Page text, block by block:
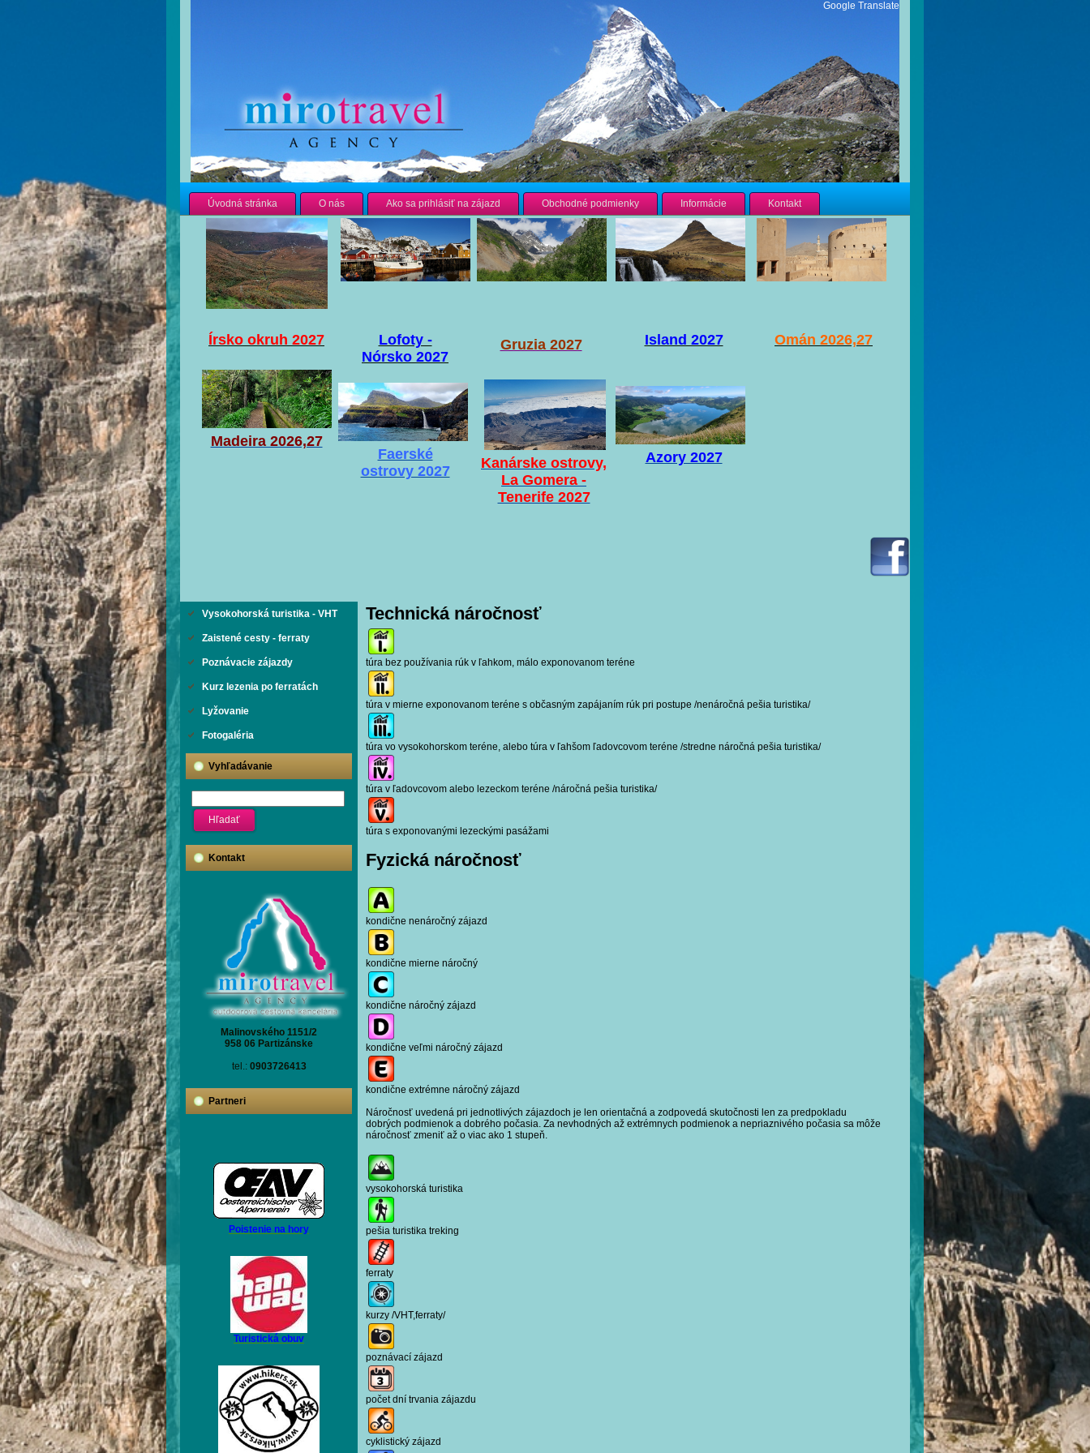
Google Translate
Úvodná stránka O nás Ako sa prihlásiť na zájazd Obchodné podmienky Informácie Kontakt
Írsko okruh 2027
Madeira 2026,27
Lofoty -
Nórsko 2027
Faerské
ostrovy 2027
Gruzia 2027
Kanárske ostrovy,
La Gomera -
Tenerife 2027
Island 2027
Azory 2027
Omán 2026,27
Vysokohorská turistika - VHT
Zaistené cesty - ferraty
Poznávacie zájazdy
Kurz lezenia po ferratách
Lyžovanie
Fotogaléria
Vyhľadávanie
Kontakt
Malinovského 1151/2
958 06 Partizánske
tel.: 0903726413
Partneri
Poistenie na hory
Turistická obuv
Technická náročnosť
túra bez používania rúk v ľahkom, málo exponovanom teréne
túra v mierne exponovanom teréne s občasným zapájaním rúk pri postupe /nenáročná pešia turistika/
túra vo vysokohorskom teréne, alebo túra v ľahšom ľadovcovom teréne /stredne náročná pešia turistika/
túra v ľadovcovom alebo lezeckom teréne /náročná pešia turistika/
túra s exponovanými lezeckými pasážami
Fyzická náročnosť
kondične nenáročný zájazd
kondične mierne náročný
kondične náročný zájazd
kondične veľmi náročný zájazd
kondične extrémne náročný zájazd
Náročnosť uvedená pri jednotlivých zájazdoch je len orientačná a zodpovedá skutočnosti len za predpokladu
dobrých podmienok a dobrého počasia. Za nevhodných až extrémnych podmienok a nepriaznivého počasia sa môže
náročnosť zmeniť až o viac ako 1 stupeň.
vysokohorská turistika
pešia turistika treking
ferraty
kurzy /VHT,ferraty/
poznávací zájazd
počet dní trvania zájazdu
cyklistický zájazd